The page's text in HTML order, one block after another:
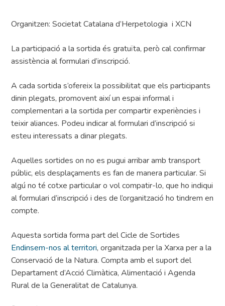
Organitzen: Societat Catalana d’Herpetologia i XCN
La participació a la sortida és gratuïta, però cal confirmar
assistència al formulari d’inscripció.
A cada sortida s’ofereix la possibilitat que els participants
dinin plegats, promovent així un espai informal i
complementari a la sortida per compartir experiències i
teixir aliances. Podeu indicar al formulari d’inscripció si
esteu interessats a dinar plegats.
Aquelles sortides on no es pugui arribar amb transport
públic, els desplaçaments es fan de manera particular. Si
algú no té cotxe particular o vol compatir-lo, que ho indiqui
al formulari d’inscripció i des de l’organització ho tindrem en
compte.
Aquesta sortida forma part del Cicle de Sortides
Endinsem-nos al territori, organitzada per la Xarxa per a la
Conservació de la Natura. Compta amb el suport del
Departament d’Acció Climàtica, Alimentació i Agenda
Rural de la Generalitat de Catalunya.